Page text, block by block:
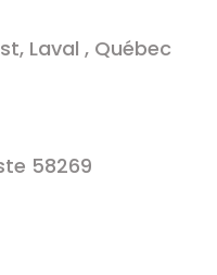
Laval , Québec
58269